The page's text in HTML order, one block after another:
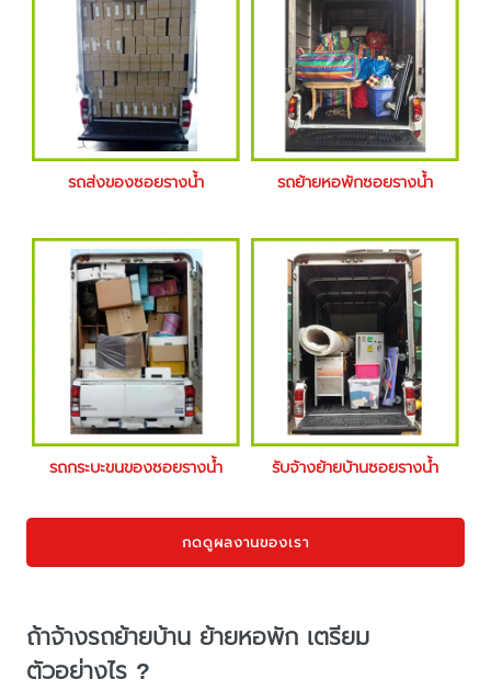
รถส่งของซอยรางน้ำ รถย้ายหอพักซอยรางน้ำ
รถกระบะขนของซอยรางน้ำ รับจ้างย้ายบ้านซอยรางน้ำ
กดดูผลงานของเรา
ถ้าจ้างรถย้ายบ้าน ย้ายหอพัก เตรียม
ตัวอย่างไร ?